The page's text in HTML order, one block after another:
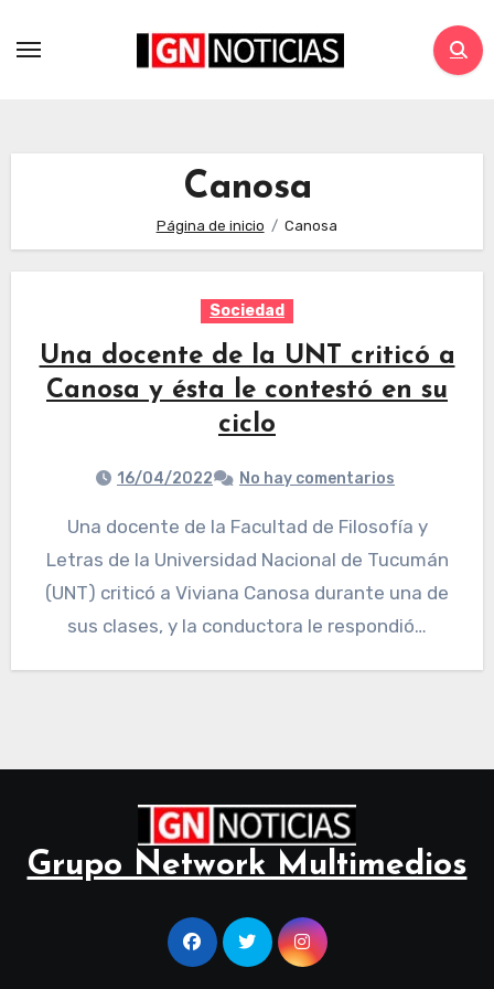
Canosa
Página de inicio Canosa
Sociedad
Una docente de la UNT criticó a
Canosa y ésta le contestó en su
ciclo
16/04/2022 No hay comentarios
Una docente de la Facultad de Filosofía y
Letras de la Universidad Nacional de Tucumán
(UNT) criticó a Viviana Canosa durante una de
sus clases, y la conductora le respondió…
Grupo Network Multimedios